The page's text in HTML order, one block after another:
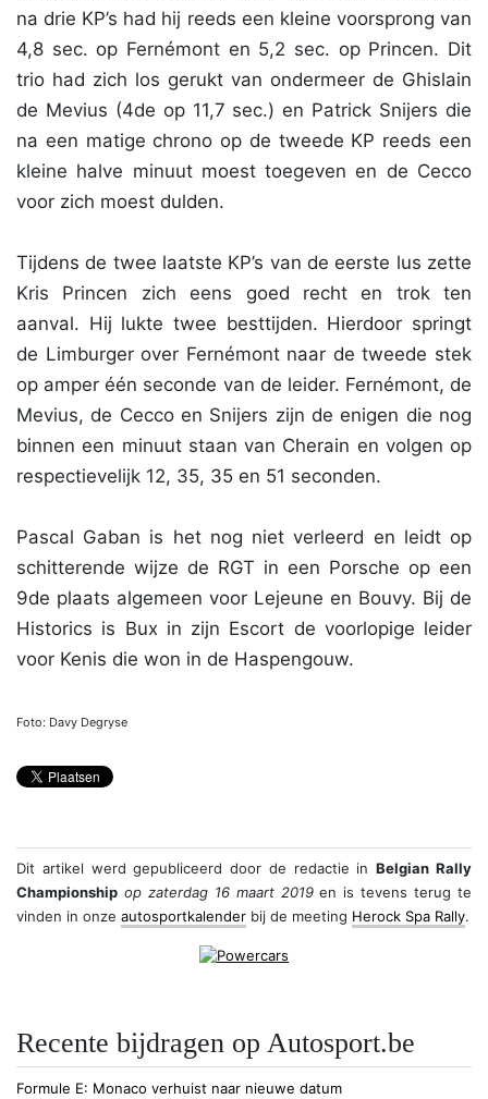
na drie KP’s had hij reeds een kleine voorsprong van
4,8 sec. op Fernémont en 5,2 sec. op Princen. Dit
trio had zich los gerukt van ondermeer de Ghislain
de Mevius (4de op 11,7 sec.) en Patrick Snijers die
na een matige chrono op de tweede KP reeds een
kleine halve minuut moest toegeven en de Cecco
voor zich moest dulden.
Tijdens de twee laatste KP’s van de eerste lus zette
Kris Princen zich eens goed recht en trok ten
aanval. Hij lukte twee besttijden. Hierdoor springt
de Limburger over Fernémont naar de tweede stek
op amper één seconde van de leider. Fernémont, de
Mevius, de Cecco en Snijers zijn de enigen die nog
binnen een minuut staan van Cherain en volgen op
respectievelijk 12, 35, 35 en 51 seconden.
Pascal Gaban is het nog niet verleerd en leidt op
schitterende wijze de RGT in een Porsche op een
9de plaats algemeen voor Lejeune en Bouvy. Bij de
Historics is Bux in zijn Escort de voorlopige leider
voor Kenis die won in de Haspengouw.
Foto: Davy Degryse
Dit artikel werd gepubliceerd door de redactie inBelgian Rally
Championship op zaterdag 16 maart 2019en is tevens terug te
vinden in onze autosportkalender bij de meeting Herock Spa Rally.
Recente bijdragen op Autosport.be
Formule E Monaco verhuist naar nieuwe datum